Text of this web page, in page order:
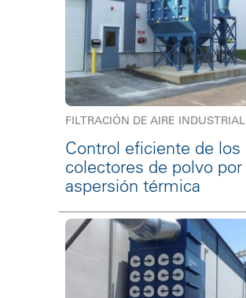
FILTRACIÓN DE AIRE INDUSTRIAL
Control eficiente de los
colectores de polvo por
aspersión térmica